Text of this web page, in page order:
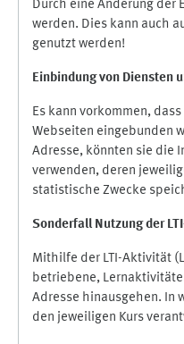
Durch eine Änderung der
werden. Dies kann auch
genutzt werden!
Einbindung von Diensten
Es kann vorkommen,
Webseiten eingebunden
Adresse, könnten sie die
verwenden, deren
statistische Zwecke
Sonderfall Nutzung der LTI
Mithilfe der LTI-Aktivität
betriebene,
Adresse hinausgehen. In
den jeweiligen Kurs